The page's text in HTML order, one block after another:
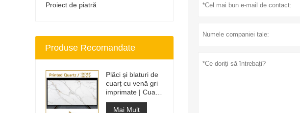
Proiect de piatră
Produse Recomandate
Plăci și blaturi de
cuarț cu venă gri
imprimate | Cuarț
imprimat pe tot
corpul PQ005
Mai Mult